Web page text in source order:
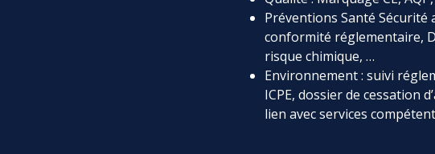
Préventions Santé Sécurité
conformité réglementaire,
risque chimique, …
Environnement : suivi
ICPE, dossier de cessation
lien avec services